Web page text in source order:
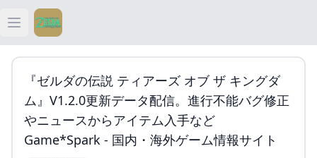
Open main menu
ティアキン
ティアキン 祠
ティアキン 武器
『ゼルダの伝説 ティアーズ オブ ザ キングダ
ム』v1.2.0更新データ配信。進行不能バグ修正
やニュースからアイテム入手など
Game*Spark - 国内・海外ゲーム情報サイト